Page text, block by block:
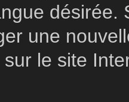
désirée.
une
sur le site